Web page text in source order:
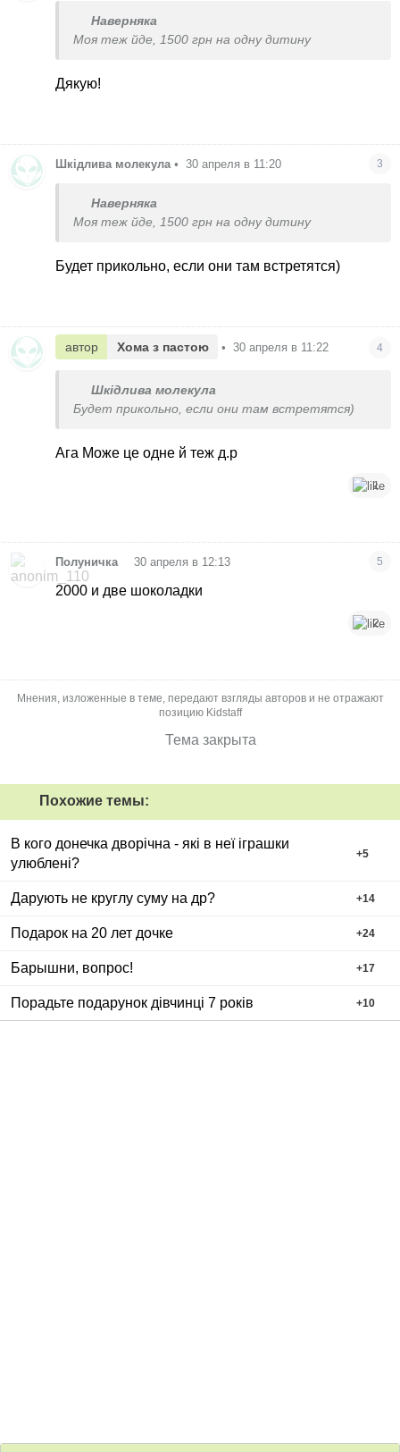
Наверняка
Моя теж йде, 1500 грн на одну дитину
Дякую!
Шкідлива молекула • 30 апреля в 11:20 3
Наверняка
Моя теж йде, 1500 грн на одну дитину
Будет прикольно, если они там встретятся)
автор Хома з пастою • 30 апреля в 11:22 4
Шкідлива молекула
Будет прикольно, если они там встретятся)
Ага Може це одне й теж д.р
1
Полуничка 30 апреля в 12:13 5
2000 и две шоколадки
2
Мнения, изложенные в теме, передают взгляды авторов и не отражают
позицию Kidstaff
Тема закрыта
Похожие темы:
В кого донечка дворічна - які в неї іграшки
улюблені?
+5
Дарують не круглу суму на др? +14
Подарок на 20 лет дочке +24
Барышни, вопрос! +17
Порадьте подарунок дівчинці 7 років +10